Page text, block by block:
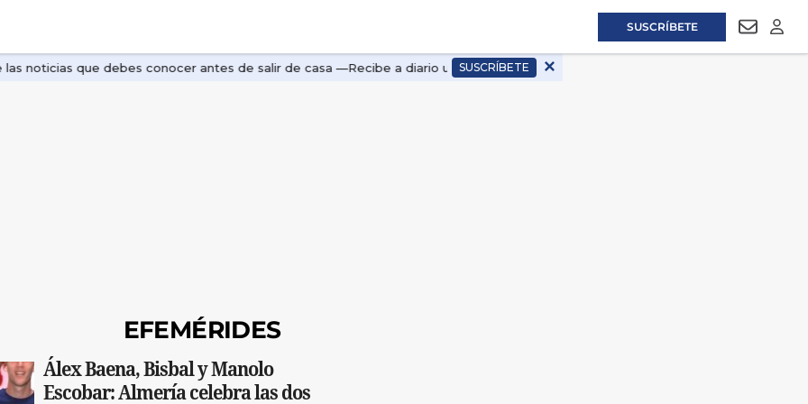
SUSCRÍBETE
EFEMÉRIDES
Álex Baena, Bisbal y Manolo
Escobar: Almería celebra las dos